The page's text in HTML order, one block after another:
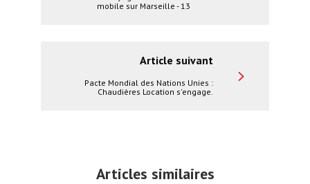
mobile sur Marseille - 13
Article suivant
Pacte Mondial des Nations Unies :
Chaudières Location s'engage.
Articles similaires